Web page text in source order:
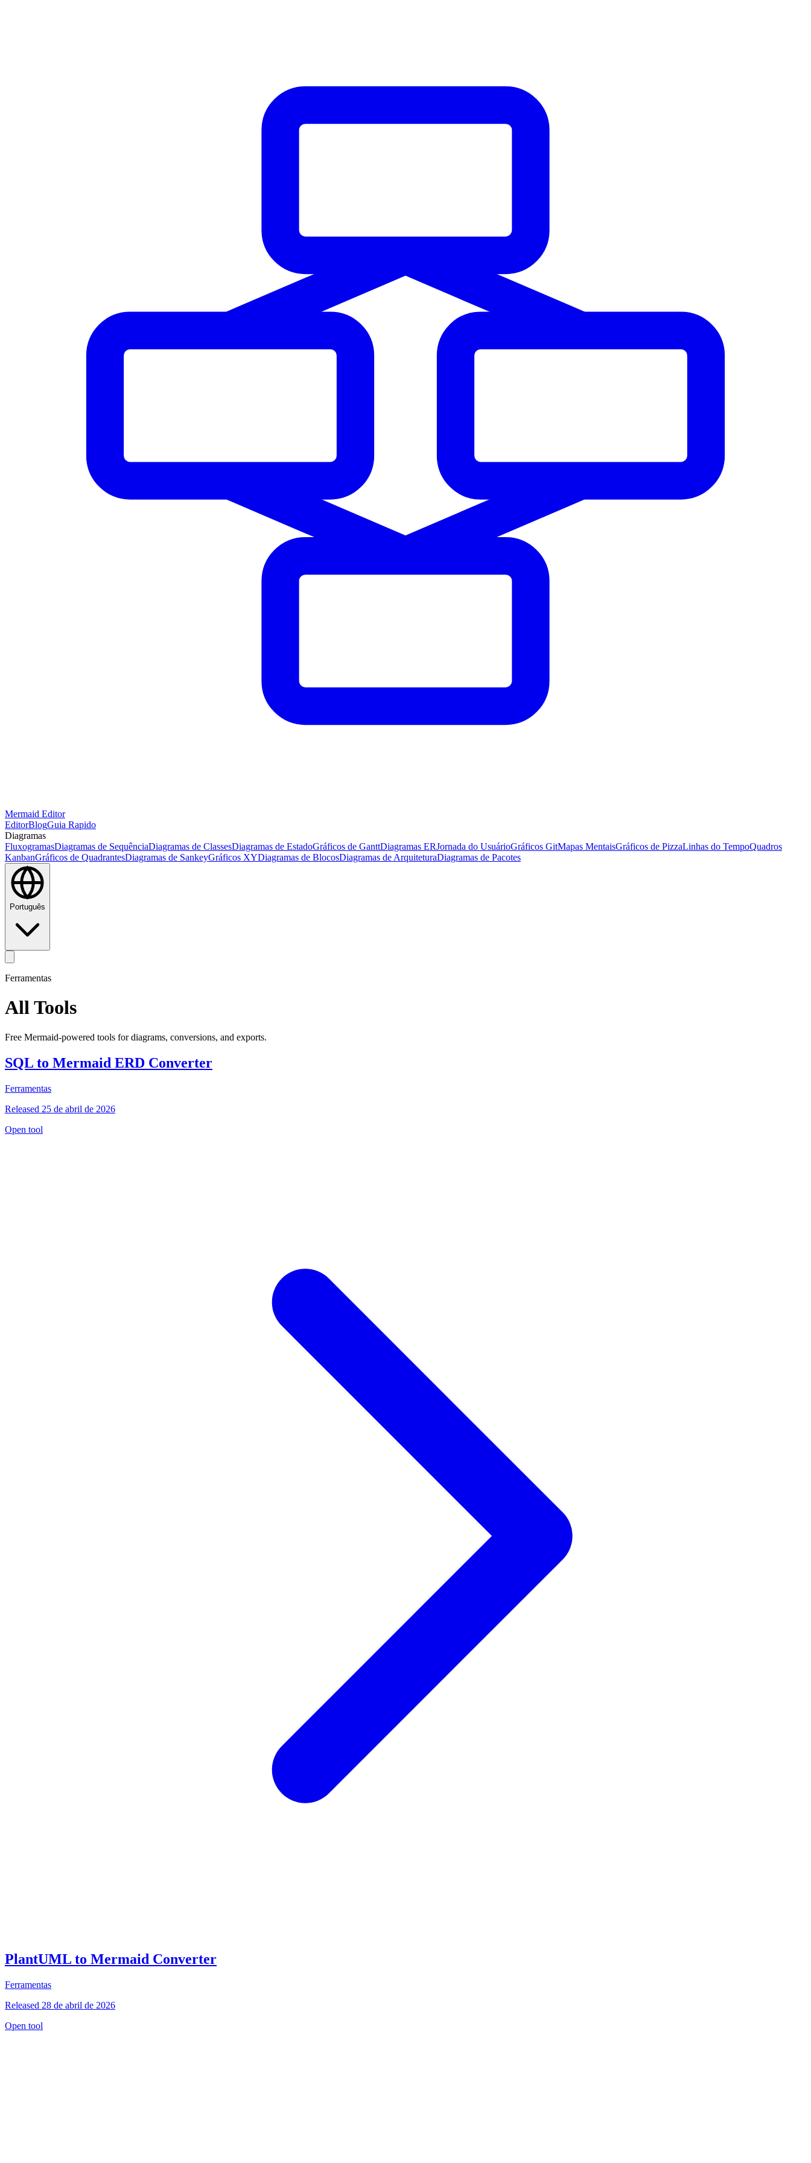
Mermaid Editor
EditorBlogGuia Rapido
Diagramas
FluxogramasDiagramas de SequênciaDiagramas de ClassesDiagramas de EstadoGráficos de GanttDiagramas ERJornada do UsuárioGráficos GitMapas MentaisGráficos de PizzaLinhas do TempoQuadros
KanbanGráficos de QuadrantesDiagramas de SankeyGráficos XYDiagramas de BlocosDiagramas de ArquiteturaDiagramas de Pacotes
Português
Ferramentas
All Tools
Free Mermaid-powered tools for diagrams, conversions, and exports.
SQL to Mermaid ERD Converter
Ferramentas
Released 25 de abril de 2026
Open tool
PlantUML to Mermaid Converter
Ferramentas
Released 28 de abril de 2026
Open tool